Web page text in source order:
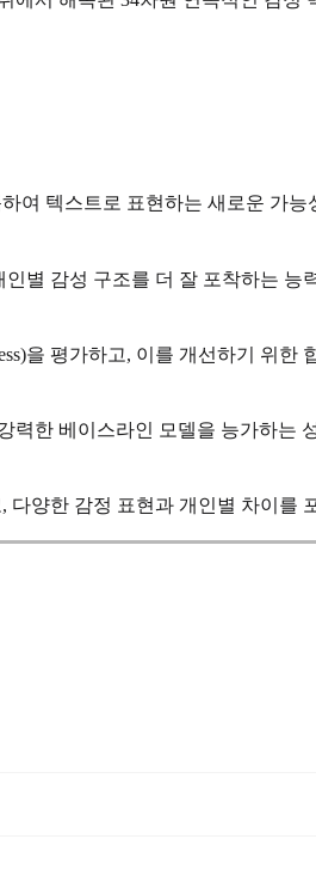
여 텍스트로 표현하는 새로운 가능
별 감성 구조를 더 잘 포착하는 능
을 평가하고, 이를 개선하기 위한
력한 베이스라인 모델을 능가하는
양한 감정 표현과 개인별 차이